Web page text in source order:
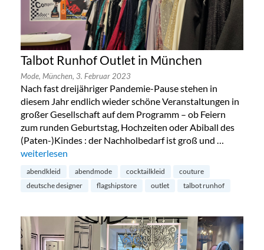
Talbot Runhof Outlet in München
Mode, München, 3. Februar 2023
Nach fast dreijähriger Pandemie-Pause stehen in
diesem Jahr endlich wieder schöne Veranstaltungen in
großer Gesellschaft auf dem Programm – ob Feiern
zum runden Geburtstag, Hochzeiten oder Abiball des
(Paten-)Kindes : der Nachholbedarf ist groß und …
„Talbot Runhof Outlet in München“
weiterlesen
abendkleid abendmode cocktailkleid
couture
deutsche designer
flagshipstore outlet talbot runhof